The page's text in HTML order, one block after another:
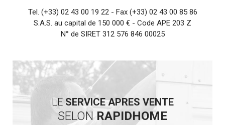
Tel. (+33) 02 43 00 19 22- Fax (+33) 02 43 00 85 86
S.A.S. au capital de 150 000 € - Code APE 203 Z
N° de SIRET 312 576 846 00025
LE SERVICE APRES VENTE
SELON RAPIDHOME